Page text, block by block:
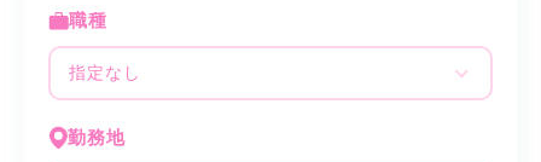
職種
指定なし
勤務地